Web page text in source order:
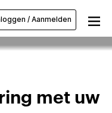
/ Aanmelden
in
met uw